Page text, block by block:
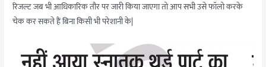
रिजल्ट जब भी आधिकारिक तौर पर जारी किया जाएगा तो आप सभी उसे फॉलो करके
चेक कर सकते हैं बिना किसी भी परेशानी के|